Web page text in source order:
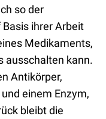
so der
ihrer Arbeit
Medikaments,
ausschalten kann.
Antikörper,
einem Enzym,
bleibt die